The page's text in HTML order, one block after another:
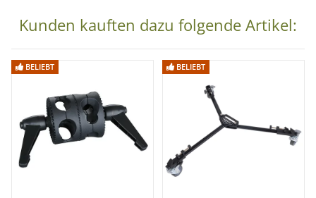
Kunden kauften dazu folgende Artikel:
BELIEBT BELIEBT